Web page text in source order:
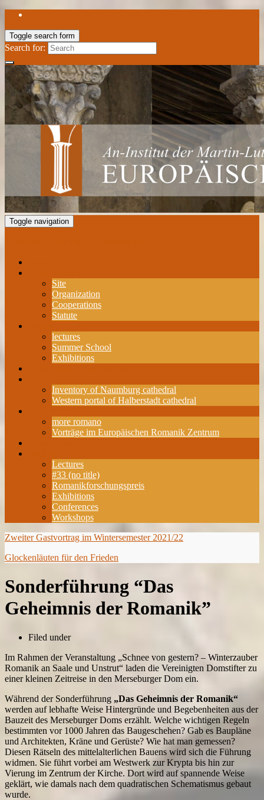
Toggle search form
Search for:
Toggle navigation
Site
Organization
Cooperations
Statute
lectures
Summer School
Exhibitions
Inventory of Naumburg cathedral
Western portal of Halberstadt cathedral
more romano
Vorträge im Europäischen Romanik Zentrum
Lectures
#33 (no title)
Romanikforschungspreis
Exhibitions
Conferences
Workshops
Zweiter Gastvortrag im Wintersemester 2021/22
Glockenläuten für den Frieden
Sonderführung “Das
Geheimnis der Romanik”
Filed under
Im Rahmen der Veranstaltung „Schnee von gestern? – Winterzauber
Romanik an Saale und Unstrut“ laden die Vereinigten Domstifter zu
einer kleinen Zeitreise in den Merseburger Dom ein.
Während der Sonderführung „Das Geheimnis der Romanik“
werden auf lebhafte Weise Hintergründe und Begebenheiten aus der
Bauzeit des Merseburger Doms erzählt. Welche wichtigen Regeln
bestimmten vor 1000 Jahren das Baugeschehen? Gab es Baupläne
und Architekten, Kräne und Gerüste? Wie hat man gemessen?
Diesen Rätseln des mittelalter­lichen Bauens wird sich die Führung
widmen. Sie führt vorbei am Westwerk zur Krypta bis hin zur
Vierung im Zentrum der Kirche. Dort wird auf spannende Weise
geklärt, wie damals nach dem quadratischen Schematismus gebaut
wurde.